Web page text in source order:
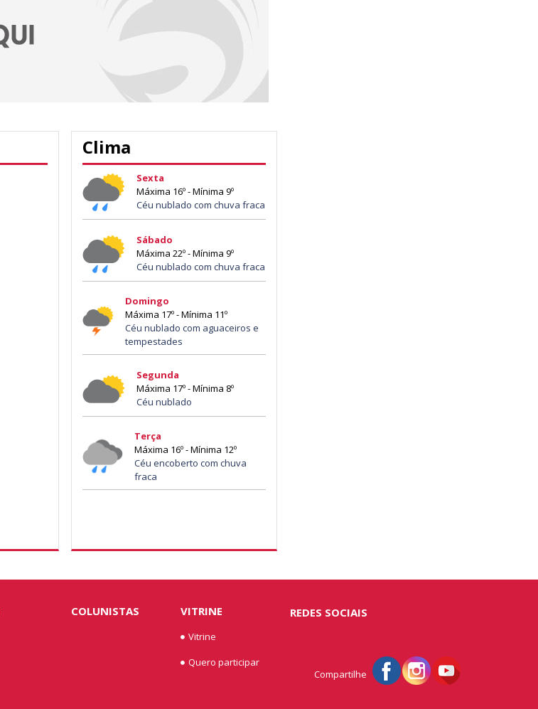
Clima
Sexta
Máxima 16º - Mínima 9º
Céu nublado com chuva fraca
Sábado
Máxima 22º - Mínima 9º
Céu nublado com chuva fraca
Domingo
Máxima 17º - Mínima 11º
Céu nublado com aguaceiros e
tempestades
Segunda
Máxima 17º - Mínima 8º
Céu nublado
Terça
Máxima 16º - Mínima 12º
Céu encoberto com chuva
fraca
COLUNISTAS VITRINE
Vitrine
Quero participar
REDES SOCIAIS
Compartilhe